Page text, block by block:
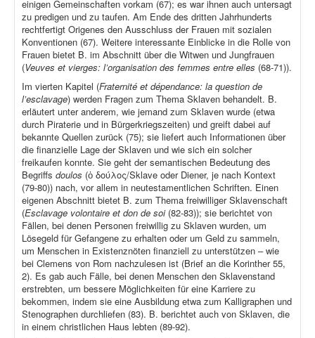
einigen Gemeinschaften vorkam (67); es war ihnen auch untersagt
zu predigen und zu taufen. Am Ende des dritten Jahrhunderts
rechtfertigt Origenes den Ausschluss der Frauen mit sozialen
Konventionen (67). Weitere interessante Einblicke in die Rolle von
Frauen bietet B. im Abschnitt über die Witwen und Jungfrauen
(Veuves et vierges: l’organisation des femmes entre elles (68-71)).
Im vierten Kapitel (Fraternité et dépendance: la question de
l’esclavage) werden Fragen zum Thema Sklaven behandelt. B.
erläutert unter anderem, wie jemand zum Sklaven wurde (etwa
durch Piraterie und in Bürgerkriegszeiten) und greift dabei auf
bekannte Quellen zurück (75); sie liefert auch Informationen über
die finanzielle Lage der Sklaven und wie sich ein solcher
freikaufen konnte. Sie geht der semantischen Bedeutung des
Begriffs doulos (ὁ δούλος/Sklave oder Diener, je nach Kontext
(79-80)) nach, vor allem in neutestamentlichen Schriften. Einen
eigenen Abschnitt bietet B. zum Thema freiwilliger Sklavenschaft
(Esclavage volontaire et don de soi(82-83)); sie berichtet von
Fällen, bei denen Personen freiwillig zu Sklaven wurden, um
Lösegeld für Gefangene zu erhalten oder um Geld zu sammeln,
um Menschen in Existenznöten finanziell zu unterstützen – wie
bei Clemens von Rom nachzulesen ist (Brief an die Korinther 55,
2). Es gab auch Fälle, bei denen Menschen den Sklavenstand
erstrebten, um bessere Möglichkeiten für eine Karriere zu
bekommen, indem sie eine Ausbildung etwa zum Kalligraphen und
Stenographen durchliefen (83). B. berichtet auch von Sklaven, die
in einem christlichen Haus lebten (89-92).